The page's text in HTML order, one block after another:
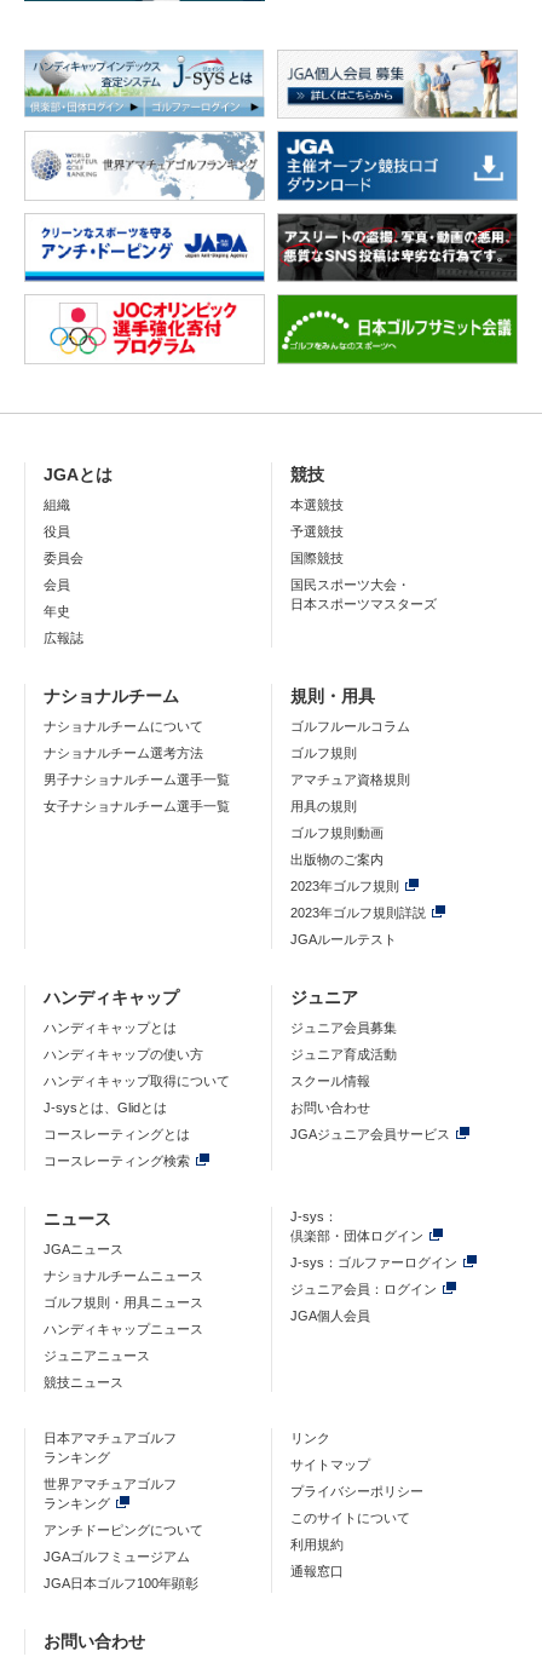
JGAとは
組織
役員
委員会
会員
年史
広報誌
競技
本選競技
予選競技
国際競技
国民スポーツ大会・
日本スポーツマスターズ
ナショナルチーム
ナショナルチームについて
ナショナルチーム選考方法
男子ナショナルチーム選手一覧
女子ナショナルチーム選手一覧
規則・用具
ゴルフルールコラム
ゴルフ規則
アマチュア資格規則
用具の規則
ゴルフ規則動画
出版物のご案内
2023年ゴルフ規則
2023年ゴルフ規則詳説
JGAルールテスト
ハンディキャップ
ハンディキャップとは
ハンディキャップの使い方
ハンディキャップ取得について
J-sysとは、Glidとは
コースレーティングとは
コースレーティング検索
ジュニア
ジュニア会員募集
ジュニア育成活動
スクール情報
お問い合わせ
JGAジュニア会員サービス
ニュース
JGAニュース
ナショナルチームニュース
ゴルフ規則・用具ニュース
ハンディキャップニュース
ジュニアニュース
競技ニュース
J-sys：
倶楽部・団体ログイン
J-sys：ゴルファーログイン
ジュニア会員：ログイン
JGA個人会員
日本アマチュアゴルフ
ランキング
世界アマチュアゴルフ
ランキング
アンチドーピングについて
JGAゴルフミュージアム
JGA日本ゴルフ100年顕彰
リンク
サイトマップ
プライバシーポリシー
このサイトについて
利用規約
通報窓口
お問い合わせ